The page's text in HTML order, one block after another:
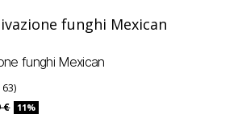
funghi Mexican
€ 11%